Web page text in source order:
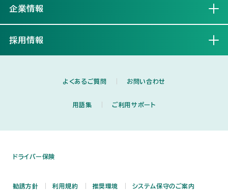
企業情報
採用情報
よくあるご質問 お問い合わせ
用語集 ご利用サポート
ドライバー保険
勧誘方針 利用規約 推奨環境 システム保守のご案内